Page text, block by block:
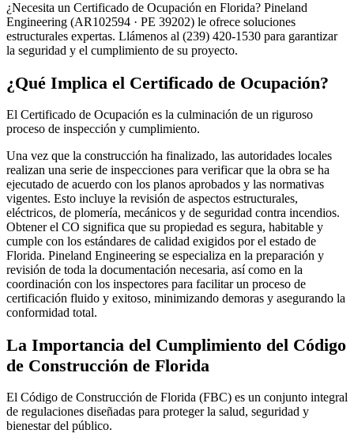
¿Necesita un Certificado de Ocupación en Florida? Pineland
Engineering (AR102594 · PE 39202) le ofrece soluciones
estructurales expertas. Llámenos al (239) 420-1530 para garantizar
la seguridad y el cumplimiento de su proyecto.
¿Qué Implica el Certificado de Ocupación?
El Certificado de Ocupación es la culminación de un riguroso
proceso de inspección y cumplimiento.
Una vez que la construcción ha finalizado, las autoridades locales
realizan una serie de inspecciones para verificar que la obra se ha
ejecutado de acuerdo con los planos aprobados y las normativas
vigentes. Esto incluye la revisión de aspectos estructurales,
eléctricos, de plomería, mecánicos y de seguridad contra incendios.
Obtener el CO significa que su propiedad es segura, habitable y
cumple con los estándares de calidad exigidos por el estado de
Florida. Pineland Engineering se especializa en la preparación y
revisión de toda la documentación necesaria, así como en la
coordinación con los inspectores para facilitar un proceso de
certificación fluido y exitoso, minimizando demoras y asegurando la
conformidad total.
La Importancia del Cumplimiento del Código
de Construcción de Florida
El Código de Construcción de Florida (FBC) es un conjunto integral
de regulaciones diseñadas para proteger la salud, seguridad y
bienestar del público.